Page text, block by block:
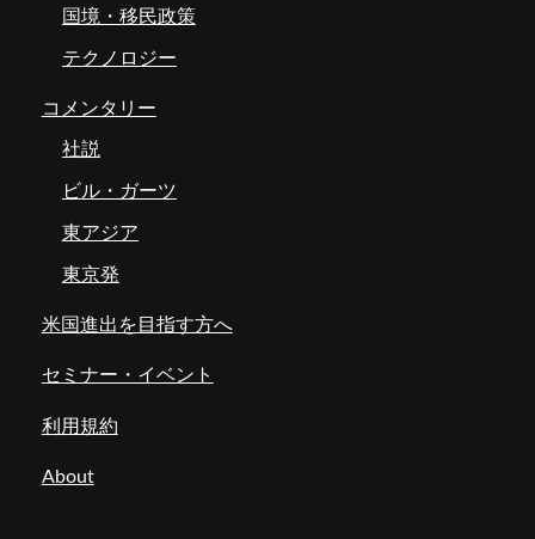
国境・移民政策
テクノロジー
コメンタリー
社説
ビル・ガーツ
東アジア
東京発
米国進出を目指す方へ
セミナー・イベント
利用規約
About